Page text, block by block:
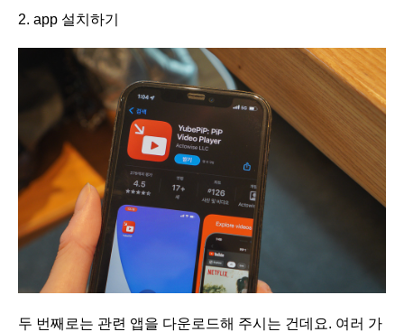
2. app 설치하기
두 번째로는 관련 앱을 다운로드해 주시는 건데요. 여러 가